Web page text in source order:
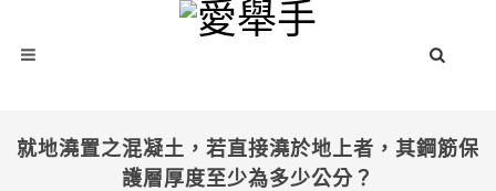
就地澆置之混凝土，若直接澆於地上者，其鋼筋保
護層厚度至少為多少公分？